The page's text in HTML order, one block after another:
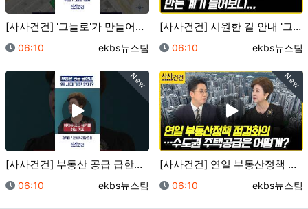
[사사건건] '그늘로'가 만들어지고 무료 공개된 이유는…
등록일
06:10 등록자
ekbs뉴스팀
[사사건건] 시원한 길 안내 '그늘로' 만든 계기 들어…
등록일
06:10 등록자
ekbs뉴스팀
New
[사사건건] 부동산 공급 급한데 왜 세제개편 먼저? (…
등록일
06:10 등록자
ekbs뉴스팀
New
[사사건건] 연일 부동산정책 점검회의…수도권 주택공급은…
등록일
06:10 등록자
ekbs뉴스팀